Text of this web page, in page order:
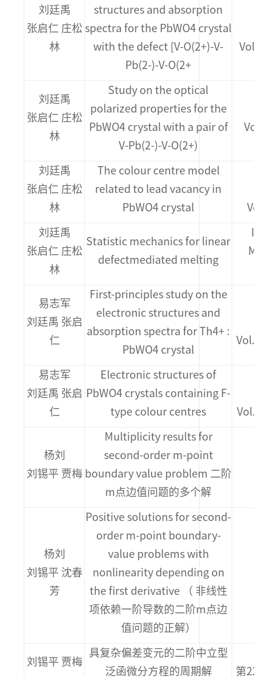
刘廷禹
张启仁 庄松
林
structures and absorption
spectra for the PbWO4 crystal
with the defect [V-O(2+)-V-
Pb(2-)-V-O(2+
刘廷禹
张启仁 庄松
林
Study on the optical
polarized properties for the
PbWO4 crystal with a pair of
V-Pb(2-)-V-O(2+)
刘廷禹
张启仁 庄松
林
The colour centre model
related to lead vacancy in
PbWO4 crystal
刘廷禹
张启仁 庄松
林
Statistic mechanics for linear
defectmediated melting
易志军
刘廷禹 张启
仁
First-principles study on the
electronic structures and
absorption spectra for Th4+ :
PbWO4 crystal
易志军
刘廷禹 张启
仁
Electronic structures of
PbWO4 crystals containing F-
type colour centres
杨刘
刘锡平 贾梅
Multiplicity results for
second-order m-point
boundary value problem 二阶
m点边值问题的多个解
杨刘
刘锡平 沈春
芳
Positive solutions for second-
order m-point boundary-
value problems with
nonlinearity depending on
the first derivative （ 非线性
项依赖一阶导数的二阶m点边
值问题的正解）
刘锡平 贾梅
具复杂偏差变元的二阶中立型
泛函微分方程的周期解
第22